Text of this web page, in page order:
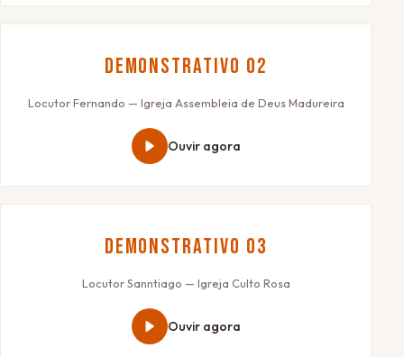
Demonstrativo 02
Locutor Fernando — Igreja Assembleia de Deus Madureira
Ouvir agora
Demonstrativo 03
Locutor Sanntiago — Igreja Culto Rosa
Ouvir agora